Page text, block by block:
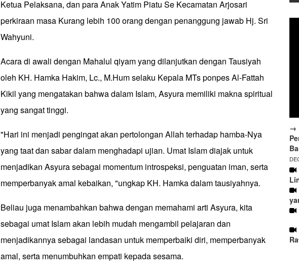
Ketua Pelaksana, dan para Anak Yatim Piatu Se Kecamatan Arjosari
perkiraan masa Kurang lebih 100 orang dengan penanggung jawab Hj. Sri
Wahyuni.
Acara di awali dengan Mahalul qiyam yang dilanjutkan dengan Tausiyah
oleh KH. Hamka Hakim, Lc., M.Hum selaku Kepala MTs ponpes Al-Fattah
Kikil yang mengatakan bahwa dalam Islam, Asyura memiliki makna spiritual
yang sangat tinggi.
"Hari ini menjadi pengingat akan pertolongan Allah terhadap hamba-Nya
yang taat dan sabar dalam menghadapi ujian. Umat Islam diajak untuk
menjadikan Asyura sebagai momentum introspeksi, penguatan iman, serta
memperbanyak amal kebaikan, "ungkap KH. Hamka dalam tausiyahnya.
Beliau juga menambahkan bahwa dengan memahami arti Asyura, kita
sebagai umat Islam akan lebih mudah mengambil pelajaran dan
menjadikannya sebagai landasan untuk memperbaiki diri, memperbanyak
amal, serta menumbuhkan empati kepada sesama.
→